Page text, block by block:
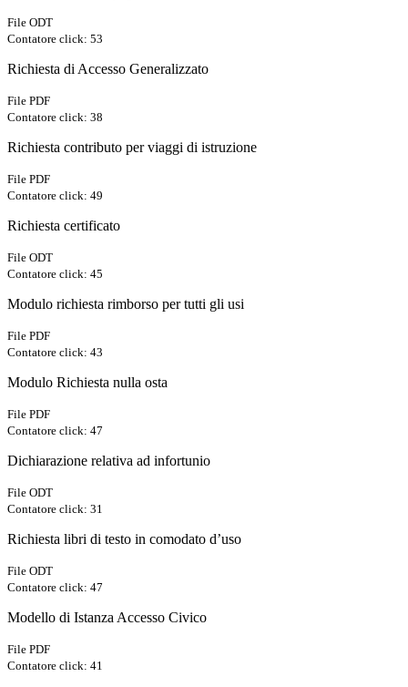
File ODT
Contatore click: 53
Richiesta di Accesso Generalizzato
File PDF
Contatore click: 38
Richiesta contributo per viaggi di istruzione
File PDF
Contatore click: 49
Richiesta certificato
File ODT
Contatore click: 45
Modulo richiesta rimborso per tutti gli usi
File PDF
Contatore click: 43
Modulo Richiesta nulla osta
File PDF
Contatore click: 47
Dichiarazione relativa ad infortunio
File ODT
Contatore click: 31
Richiesta libri di testo in comodato d’uso
File ODT
Contatore click: 47
Modello di Istanza Accesso Civico
File PDF
Contatore click: 41